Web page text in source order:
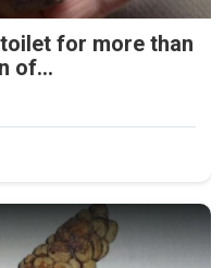
for more than
of...